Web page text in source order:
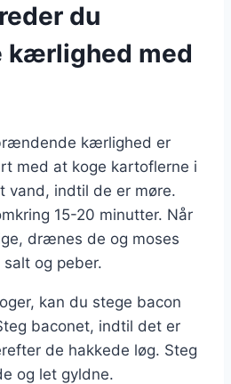
du
kærlighed med
kærlighed er
med at koge kartoflerne i
vand, indtil de er møre.
15-20 minutter. Når
drænes de og moses
og peber.
kan du stege bacon
baconet, indtil det er
de hakkede løg. Steg
og let gyldne.